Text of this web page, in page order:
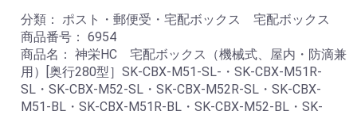
分類： ポスト・郵便受・宅配ボックス 宅配ボックス
商品番号： 6954
商品名： 神栄HC 宅配ボックス（機械式、屋内・防滴兼
用）[奥行280型］SK-CBX-M51-SL-・SK-CBX-M51R-
SL・SK-CBX-M52-SL・SK-CBX-M52R-SL・SK-CBX-
M51-BL・SK-CBX-M51R-BL・SK-CBX-M52-BL・SK-